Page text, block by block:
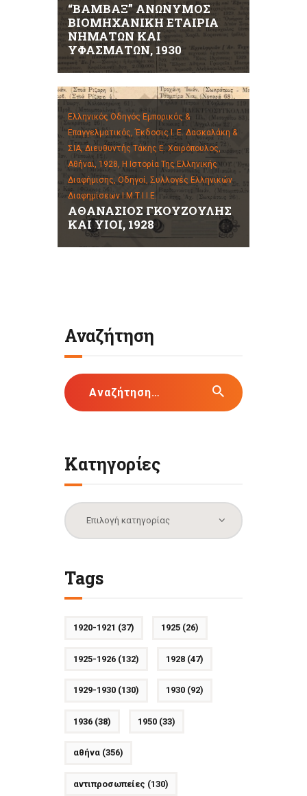
“ΒΑΜΒΑΞ” ΑΝΩΝΥΜΟΣ
ΒΙΟΜΗΧΑΝΙΚΗ ΕΤΑΙΡΙΑ
ΝΗΜΑΤΩΝ ΚΑΙ
ΥΦΑΣΜΑΤΩΝ, 1930
Ελληνικός Οδηγός Εμπορικός &
Επαγγελματικός, Έκδοσις Ι. Ε. Δασκαλάκη &
ΣΙΑ, Διευθυντής Τάκης Ε. Χαιρόπουλος,
Αθήναι, 1928, Η Ιστορία Της Ελληνικής
Διαφήμισης, Οδηγοί, Συλλογές Ελληνικών
Διαφημίσεων Ι.Μ.Τ.Ι.Ι.Ε.
ΑΘΑΝΑΣΙΟΣ ΓΚΟΥΖΟΥΛΗΣ
ΚΑΙ ΥΙΟΙ, 1928
Αναζήτηση
Αναζήτηση
για:
Κατηγορίες
Κατηγορίες
Tags
1920-1921 (37) 1925(26)
1925-1926(132) 1928(47)
1929-1930(130) 1930(92)
1936(38) 1950(33)
αθήνα(356)
αντιπροσωπείες (130)